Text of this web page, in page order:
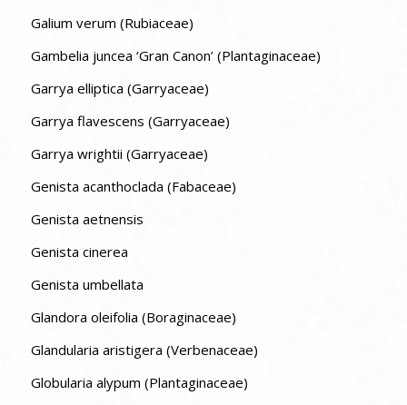
Galium verum (Rubiaceae)
Gambelia juncea ‘Gran Canon’ (Plantaginaceae)
Garrya elliptica (Garryaceae)
Garrya flavescens (Garryaceae)
Garrya wrightii (Garryaceae)
Genista acanthoclada (Fabaceae)
Genista aetnensis
Genista cinerea
Genista umbellata
Glandora oleifolia (Boraginaceae)
Glandularia aristigera (Verbenaceae)
Globularia alypum (Plantaginaceae)